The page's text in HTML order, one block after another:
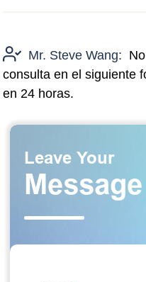
Mr. Steve Wang:
consulta en el siguiente
en 24 horas.